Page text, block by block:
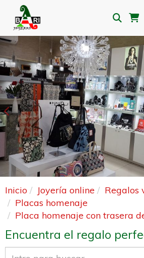
Anterior
Inicio Joyería online
Regalos
Placas homenaje
Placa homenaje con trasera
Encuentra el regalo